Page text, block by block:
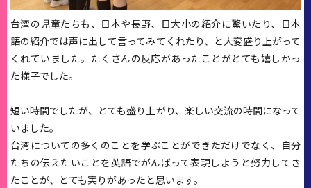
台湾の児童たちも、日本や長野、日大小の紹介に驚いたり、日本
語の紹介では声に出して言ってみてくれたり、と大変盛り上がって
くれていました。たくさんの反応があったことがとても嬉しかっ
た様子でした。
短い時間でしたが、とても盛り上がり、楽しい交流の時間になって
いました。
台湾についての多くのことを学ぶことができただけでなく、自分
たちの伝えたいことを英語でがんばって表現しようと努力してき
たことが、とても実りがあったと思います。